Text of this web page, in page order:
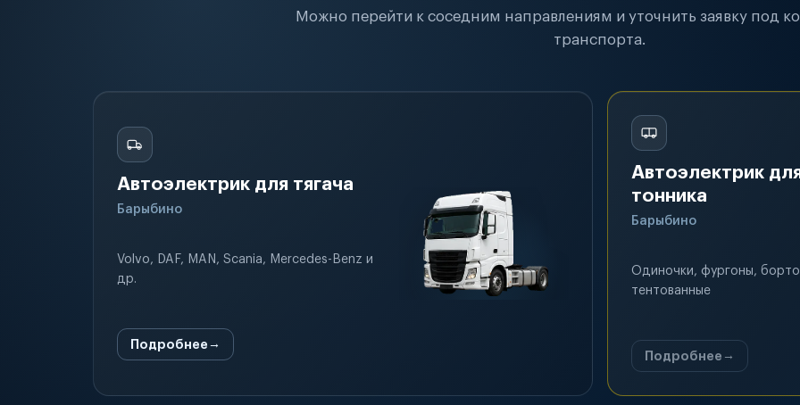
Можно перейти к соседним направлениям и уточнить заявку под
транспорта.
Автоэлектрик для тягача
Барыбино
Volvo, DAF, MAN, Scania, Mercedes-Benz и
др.
Подробнее
Автоэлектрик
тонника
Барыбино
Одиночки, фургоны,
тентованные
Подробнее